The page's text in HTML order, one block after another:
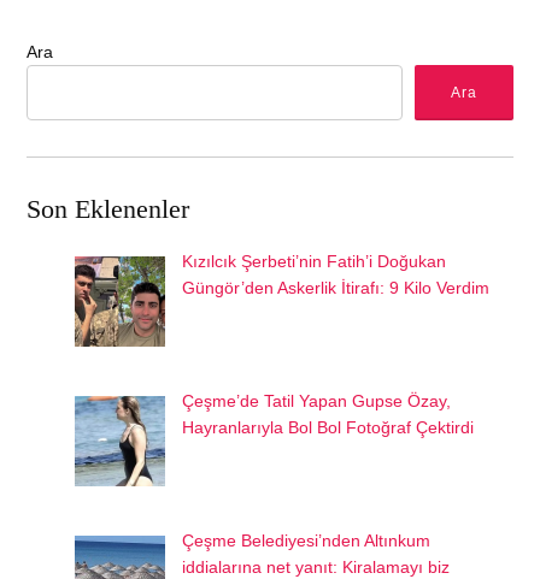
Ara
Ara
Son Eklenenler
Kızılcık Şerbeti’nin Fatih’i Doğukan
Güngör’den Askerlik İtirafı: 9 Kilo Verdim
Çeşme’de Tatil Yapan Gupse Özay,
Hayranlarıyla Bol Bol Fotoğraf Çektirdi
Çeşme Belediyesi’nden Altınkum
iddialarına net yanıt: Kiralamayı biz